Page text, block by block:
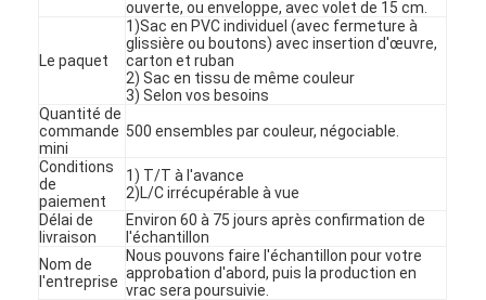
ouverte, ou enveloppe, avec volet de 15 cm.
Le paquet
1)Sac en PVC individuel (avec fermeture à
glissière ou boutons) avec insertion d'œuvre,
carton et ruban
2) Sac en tissu de même couleur
3) Selon vos besoins
Quantité de
commande
mini
500 ensembles par couleur, négociable.
Conditions
de
paiement
1) T/T à l'avance
2)L/C irrécupérable à vue
Délai de
livraison
Environ 60 à 75 jours après confirmation de
l'échantillon
Nom de
l'entreprise
Nous pouvons faire l'échantillon pour votre
approbation d'abord, puis la production en
vrac sera poursuivie.